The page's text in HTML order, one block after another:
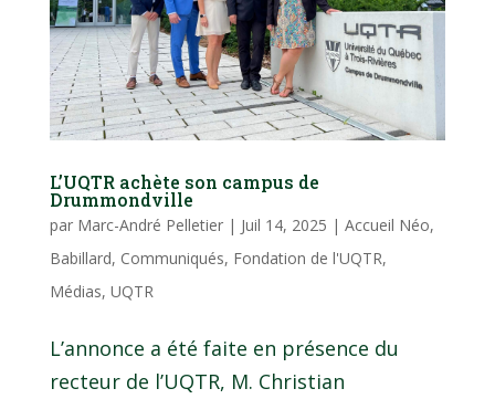
L’UQTR achète son campus de
Drummondville
par Marc-André Pelletier| Juil 14, 2025 | Accueil Néo,
Babillard, Communiqués, Fondation de l'UQTR,
Médias, UQTR
L’annonce a été faite en présence du
recteur de l’UQTR, M. Christian